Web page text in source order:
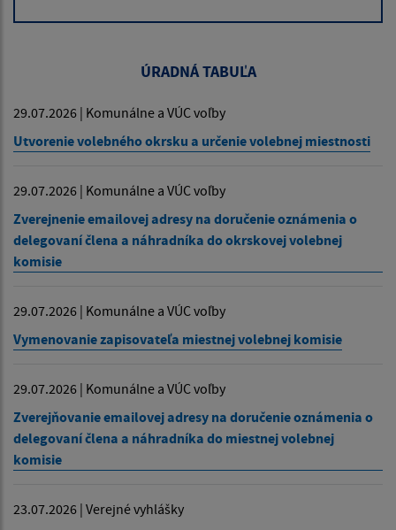
ÚRADNÁ TABUĽA
29.07.2026 | Komunálne a VÚC voľby
Utvorenie volebného okrsku a určenie volebnej miestnosti
29.07.2026 | Komunálne a VÚC voľby
Zverejnenie emailovej adresy na doručenie oznámenia o
delegovaní člena a náhradníka do okrskovej volebnej
komisie
29.07.2026 | Komunálne a VÚC voľby
Vymenovanie zapisovateľa miestnej volebnej komisie
29.07.2026 | Komunálne a VÚC voľby
Zverejňovanie emailovej adresy na doručenie oznámenia o
delegovaní člena a náhradníka do miestnej volebnej
komisie
23.07.2026 | Verejné vyhlášky